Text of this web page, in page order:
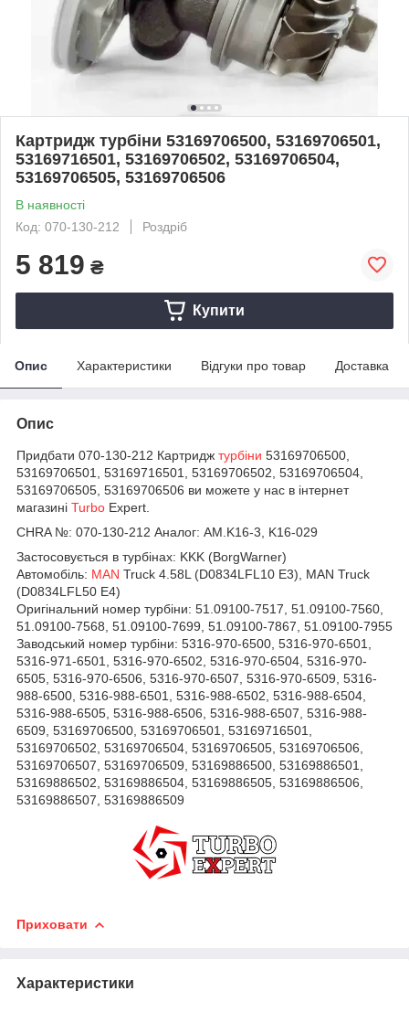
Картридж турбіни 53169706500, 53169706501,
53169716501, 53169706502, 53169706504,
53169706505, 53169706506
В наявності
Код: 070-130-212
Роздріб
5 819 ₴
Купити
Опис Характеристики Відгуки про товар Доставка
Опис
Придбати 070-130-212 Картридж турбіни 53169706500,
53169706501, 53169716501, 53169706502, 53169706504,
53169706505, 53169706506 ви можете у нас в інтернет
магазині Turbo Expert.
CHRA №: 070-130-212 Аналог: AM.K16-3, K16-029
Застосовується в турбінах: KKK (BorgWarner)
Автомобіль: MAN Truck 4.58L (D0834LFL10 E3), MAN Truck
(D0834LFL50 E4)
Оригінальний номер турбіни: 51.09100-7517, 51.09100-7560,
51.09100-7568, 51.09100-7699, 51.09100-7867, 51.09100-7955
Заводський номер турбіни: 5316-970-6500, 5316-970-6501,
5316-971-6501, 5316-970-6502, 5316-970-6504, 5316-970-
6505, 5316-970-6506, 5316-970-6507, 5316-970-6509, 5316-
988-6500, 5316-988-6501, 5316-988-6502, 5316-988-6504,
5316-988-6505, 5316-988-6506, 5316-988-6507, 5316-988-
6509, 53169706500, 53169706501, 53169716501,
53169706502, 53169706504, 53169706505, 53169706506,
53169706507, 53169706509, 53169886500, 53169886501,
53169886502, 53169886504, 53169886505, 53169886506,
53169886507, 53169886509
Приховати
Характеристики